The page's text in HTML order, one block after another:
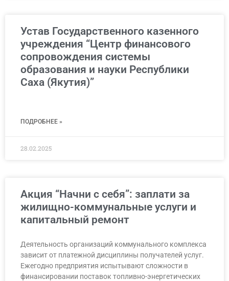
Устав Государственного казенного
учреждения “Центр финансового
сопровождения системы
образования и науки Республики
Саха (Якутия)”
ПОДРОБНЕЕ »
28.02.2025
Акция “Начни с себя”: заплати за
жилищно-коммунальные услуги и
капитальный ремонт
Деятельность организаций коммунального комплекса
зависит от платежной дисциплины получателей услуг.
Ежегодно предприятия испытывают сложности в
финансировании поставок топливно-энергетических